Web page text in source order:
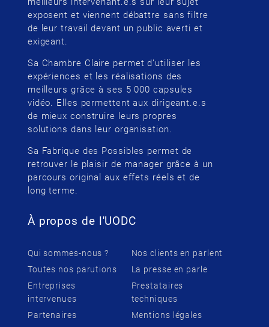
exposent et viennent débattre sans filtre
de leur travail devant un public averti et
exigeant.
Sa Chambre Claire permet d’utiliser les
expériences et les réalisations des
meilleurs grâce à ses 5 000 capsules
vidéo. Elles permettent aux dirigeant.e.s
de mieux construire leurs propres
solutions dans leur organisation.
Sa Fabrique des Possibles permet de
retrouver le plaisir de manager grâce à un
parcours original aux effets réels et de
long terme.
À propos de l'UODC
Qui sommes-nous ?
Toutes nos parutions
Entreprises
intervenues
Partenaires
Nos clients en parlent
La presse en parle
Prestataires
techniques
Mentions légales